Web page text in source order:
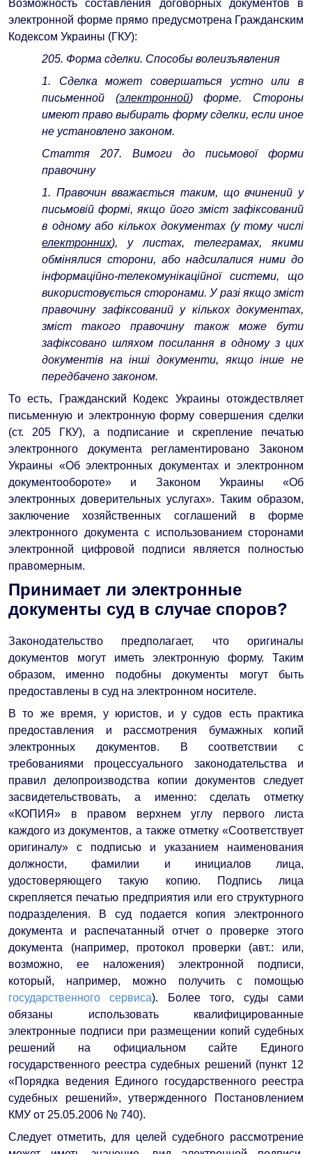
Возможность составления договорных документов в
электронной форме прямо предусмотрена Гражданским
Кодексом Украины (ГКУ):
205. Форма сделки. Способы волеизъявления
1. Сделка может совершаться устно или в
письменной (электронной) форме. Стороны
имеют право выбирать форму сделки, если иное
не установлено законом.
Стаття 207. Вимоги до письмової форми
правочину
1. Правочин вважається таким, що вчинений у
письмовій формі, якщо його зміст зафіксований
в одному або кількох документах (у тому числі
електронних), у листах, телеграмах, якими
обмінялися сторони, або надсилалися ними до
інформаційно-телекомунікаційної системи, що
використовується сторонами. У разі якщо зміст
правочину зафіксований у кількох документах,
зміст такого правочину також може бути
зафіксовано шляхом посилання в одному з цих
документів на інші документи, якщо інше не
передбачено законом.
То есть, Гражданский Кодекс Украины отождествляет
письменную и электронную форму совершения сделки
(ст. 205 ГКУ), а подписание и скрепление печатью
электронного документа регламентировано Законом
Украины «Об электронных документах и ​​электронном
документообороте» и Законом Украины «Об
электронных доверительных услугах». Таким образом,
заключение хозяйственных соглашений в форме
электронного документа с использованием сторонами
электронной цифровой подписи является полностью
правомерным.
Принимает ли электронные
документы суд в случае споров?
Законодательство предполагает, что оригиналы
документов могут иметь электронную форму. Таким
образом, именно подобны документы могут быть
предоставлены в суд на электронном носителе.
В то же время, у юристов, и у судов есть практика
предоставления и рассмотрения бумажных копий
электронных документов. В соответствии с
требованиями процессуального законодательства и
правил делопроизводства копии документов следует
засвидетельствовать, а именно: сделать отметку
«КОПИЯ» в правом верхнем углу первого листа
каждого из документов, а также отметку «Соответствует
оригиналу» с подписью и указанием наименования
должности, фамилии и инициалов лица,
удостоверяющего такую копию. Подпись лица
скрепляется печатью предприятия или его структурного
подразделения. В суд подается копия электронного
документа и распечатанный отчет о проверке этого
документа (например, протокол проверки (авт.: или,
возможно, ее наложения) электронной подписи,
который, например, можно получить с помощью
государственного сервиса). Более того, суды сами
обязаны использовать квалифицированные
электронные подписи при размещении копий судебных
решений на официальном сайте Единого
государственного реестра судебных решений (пункт 12
«Порядка ведения Единого государственного реестра
судебных решений», утвержденного Постановлением
КМУ от 25.05.2006 № 740).
Следует отметить, для целей судебного рассмотрение